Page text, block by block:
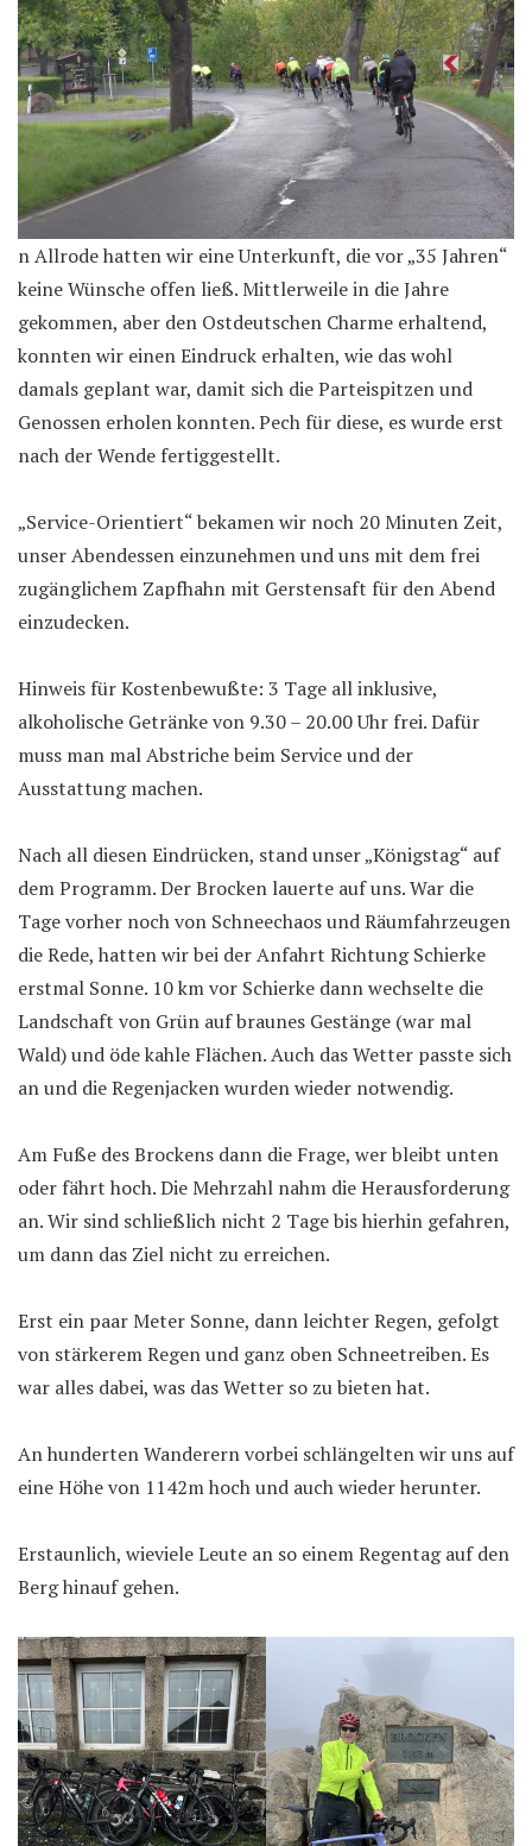
n Allrode hatten wir eine Unterkunft, die vor „35 Jahren“
keine Wünsche offen ließ. Mittlerweile in die Jahre
gekommen, aber den Ostdeutschen Charme erhaltend,
konnten wir einen Eindruck erhalten, wie das wohl
damals geplant war, damit sich die Parteispitzen und
Genossen erholen konnten. Pech für diese, es wurde erst
nach der Wende fertiggestellt.
„Service-Orientiert“ bekamen wir noch 20 Minuten Zeit,
unser Abendessen einzunehmen und uns mit dem frei
zugänglichem Zapfhahn mit Gerstensaft für den Abend
einzudecken.
Hinweis für Kostenbewußte: 3 Tage all inklusive,
alkoholische Getränke von 9.30 – 20.00 Uhr frei. Dafür
muss man mal Abstriche beim Service und der
Ausstattung machen.
Nach all diesen Eindrücken, stand unser „Königstag“ auf
dem Programm. Der Brocken lauerte auf uns. War die
Tage vorher noch von Schneechaos und Räumfahrzeugen
die Rede, hatten wir bei der Anfahrt Richtung Schierke
erstmal Sonne. 10 km vor Schierke dann wechselte die
Landschaft von Grün auf braunes Gestänge (war mal
Wald) und öde kahle Flächen. Auch das Wetter passte sich
an und die Regenjacken wurden wieder notwendig.
Am Fuße des Brockens dann die Frage, wer bleibt unten
oder fährt hoch. Die Mehrzahl nahm die Herausforderung
an. Wir sind schließlich nicht 2 Tage bis hierhin gefahren,
um dann das Ziel nicht zu erreichen.
Erst ein paar Meter Sonne, dann leichter Regen, gefolgt
von stärkerem Regen und ganz oben Schneetreiben. Es
war alles dabei, was das Wetter so zu bieten hat.
An hunderten Wanderern vorbei schlängelten wir uns auf
eine Höhe von 1142m hoch und auch wieder herunter.
Erstaunlich, wieviele Leute an so einem Regentag auf den
Berg hinauf gehen.